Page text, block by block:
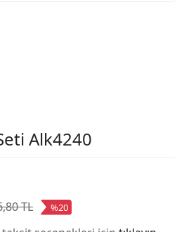
Alk4240
TL %20